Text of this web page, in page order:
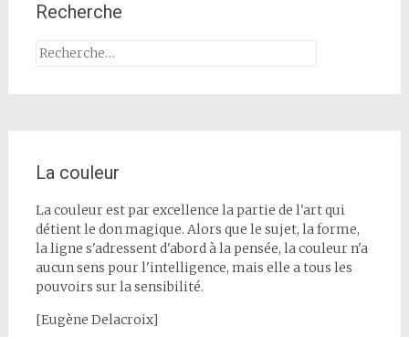
Recherche
Rechercher :
La couleur
La couleur est par excellence la partie de l'art qui
détient le don magique. Alors que le sujet, la forme,
la ligne s'adressent d'abord à la pensée, la couleur n'a
aucun sens pour l'intelligence, mais elle a tous les
pouvoirs sur la sensibilité.
[Eugène Delacroix]